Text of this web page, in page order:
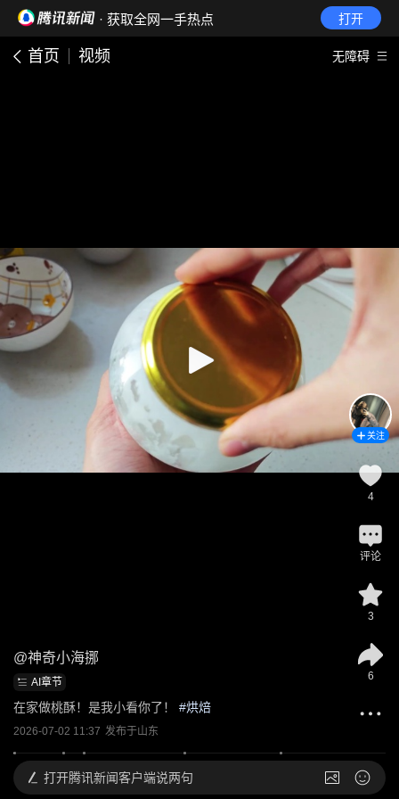
· 获取全网一手热点 打开
首页 视频 无障碍
@神奇小海挪
AI章节
在家做桃酥！是我小看你了！ #烘焙
2026-07-02 11:37 发布于山东
关注
4
评论
3
6
打开腾讯新闻客户端说两句